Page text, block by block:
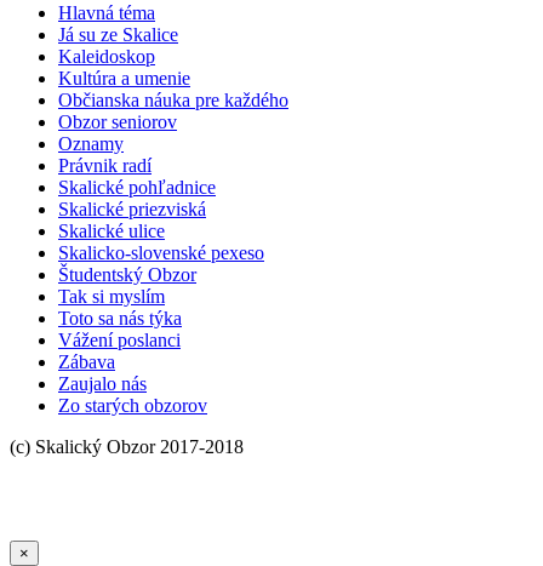
Hlavná téma
Já su ze Skalice
Kaleidoskop
Kultúra a umenie
Občianska náuka pre každého
Obzor seniorov
Oznamy
Právnik radí
Skalické pohľadnice
Skalické priezviská
Skalické ulice
Skalicko-slovenské pexeso
Študentský Obzor
Tak si myslím
Toto sa nás týka
Vážení poslanci
Zábava
Zaujalo nás
Zo starých obzorov
×